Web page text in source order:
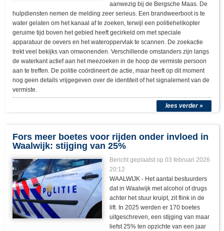
aanwezig bij de Bergsche Maas. De
hulpdiensten nemen de melding zeer serieus. Een brandweerboot is te
water gelaten om het kanaal af te zoeken, terwijl een politiehelikopter
geruime tijd boven het gebied heeft gecirkeld om met speciale
apparatuur de oevers en het wateroppervlak te scannen. De zoekactie
trekt veel bekijks van omwonenden. Verschillende omstanders zijn langs
de waterkant actief aan het meezoeken in de hoop de vermiste persoon
aan te treffen. De politie coördineert de actie, maar heeft op dit moment
nog geen details vrijgegeven over de identiteit of het signalement van de
vermiste.
lees verder »
Fors meer boetes voor rijden onder invloed in
Waalwijk: stijging van 25%
Bericht geplaatst op03 februari 2026
20:12
WAALWIJK - Het aantal bestuurders
dat in Waalwijk met alcohol of drugs
achter het stuur kruipt, zit flink in de
lift. In 2025 werden er 170 boetes
uitgeschreven, een stijging van maar
liefst 25% ten opzichte van een jaar